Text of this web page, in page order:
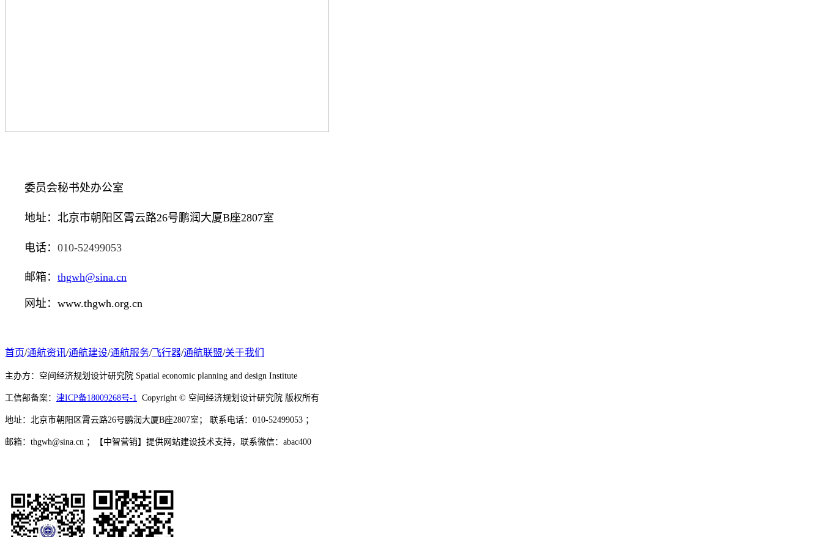
委员会秘书处办公室
地址：北京市朝阳区霄云路26号鹏润大厦B座2807室
电话： 010-52499053
邮箱： thgwh@sina.cn
网址：www.thgwh.org.cn
首页/通航资讯/通航建设/通航服务/飞行器/通航联盟/关于我们
主办方： 空间经济规划设计研究院 Spatial economic planning and design Institute
工信部备案： 津ICP备18009268号-1 Copyright © 空间经济规划设计研究院 版权所有
地址：北京市朝阳区霄云路26号鹏润大厦B座2807室； 联系电话：010-52499053 ；
邮箱：thgwh@sina.cn ；【中智营销】提供网站建设技术支持，联系微信：abac400